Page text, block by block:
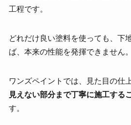
工程です。
どれだけ良い塗料を使っても、下
ば、本来の性能を発揮できません。
ワンズペイントでは、見た目の仕
見えない部分まで丁寧に施工する
す。